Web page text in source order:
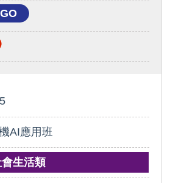
GO
AI應用班
生活類